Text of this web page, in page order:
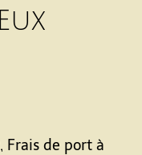
Frais de port à